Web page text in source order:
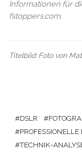
Informationen für
fstoppers.com.
Titelbild: Foto von
DSLR
PROFESSIONELLE
TECHNIK-